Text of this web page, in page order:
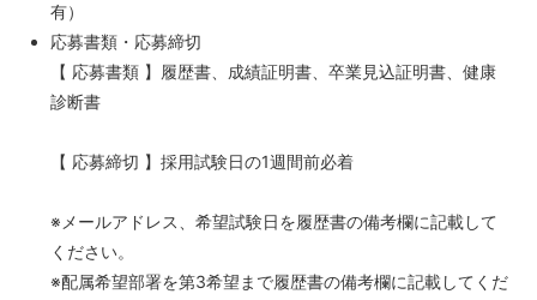
有）
応募書類・応募締切
【 応募書類 】履歴書、成績証明書、卒業見込証明書、健康
診断書
【 応募締切 】採用試験日の1週間前必着
※メールアドレス、希望試験日を履歴書の備考欄に記載して
ください。
※配属希望部署を第3希望まで履歴書の備考欄に記載してくだ